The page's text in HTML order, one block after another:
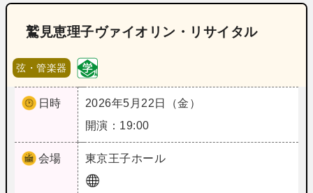
鷲見恵理子ヴァイオリン・リサイタル
弦・管楽器
日時
2026年5月22日（金）
開演：19:00
会場 東京王子ホール